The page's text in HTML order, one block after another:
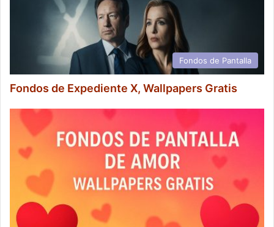
Fondos de Pantalla
Fondos de Expediente X, Wallpapers Gratis